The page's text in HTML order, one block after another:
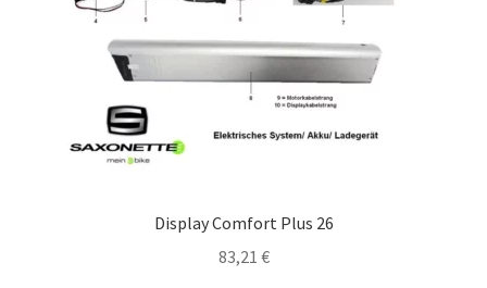
Display Comfort Plus 26
83,21 €